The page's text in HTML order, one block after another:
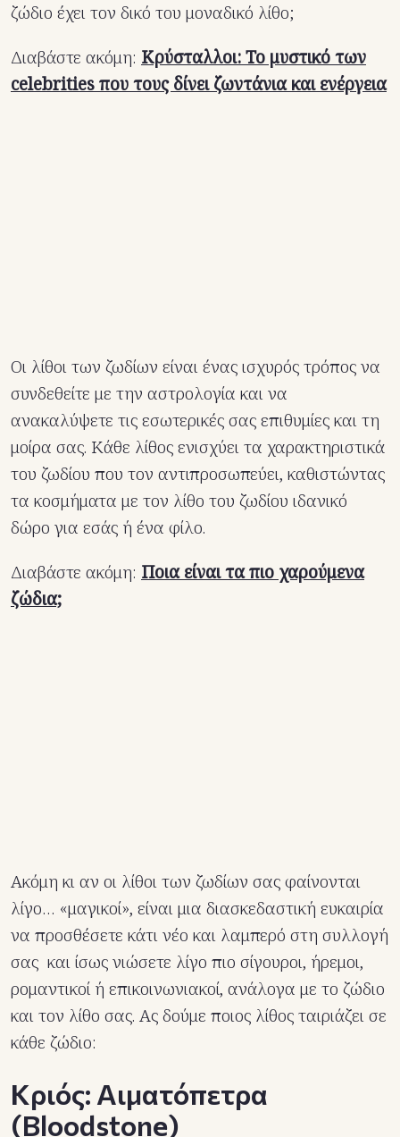
ζώδιο έχει τον δικό του μοναδικό λίθο;
Διαβάστε ακόμη: Κρύσταλλοι: Το μυστικό των
celebrities που τους δίνει ζωντάνια και ενέργεια
Οι λίθοι των ζωδίων είναι ένας ισχυρός τρόπος να
συνδεθείτε με την αστρολογία και να
ανακαλύψετε τις εσωτερικές σας επιθυμίες και τη
μοίρα σας. Κάθε λίθος ενισχύει τα χαρακτηριστικά
του ζωδίου που τον αντιπροσωπεύει, καθιστώντας
τα κοσμήματα με τον λίθο του ζωδίου ιδανικό
δώρο για εσάς ή ένα φίλο.
Διαβάστε ακόμη: Ποια είναι τα πιο χαρούμενα
ζώδια;
Ακόμη κι αν οι λίθοι των ζωδίων σας φαίνονται
λίγο… «μαγικοί», είναι μια διασκεδαστική ευκαιρία
να προσθέσετε κάτι νέο και λαμπερό στη συλλογή
σας και ίσως νιώσετε λίγο πιο σίγουροι, ήρεμοι,
ρομαντικοί ή επικοινωνιακοί, ανάλογα με το ζώδιο
και τον λίθο σας. Ας δούμε ποιος λίθος ταιριάζει σε
κάθε ζώδιο:
Κριός: Αιματόπετρα
(Bloodstone)